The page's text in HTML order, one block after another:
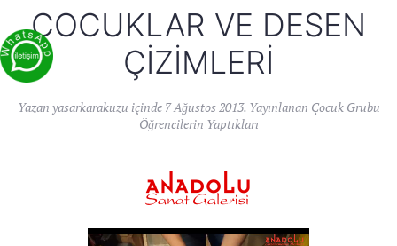
ÇOCUKLAR VE DESEN
ÇIZIMLERI
Yazan yasarkarakuzu içinde 7 Ağustos 2013. Yayınlanan Çocuk Grubu
Öğrencilerin Yaptıkları